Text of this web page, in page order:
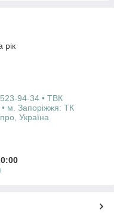
рік
94-34 • ТВК
м. Запоріжжя: ТК
Україна